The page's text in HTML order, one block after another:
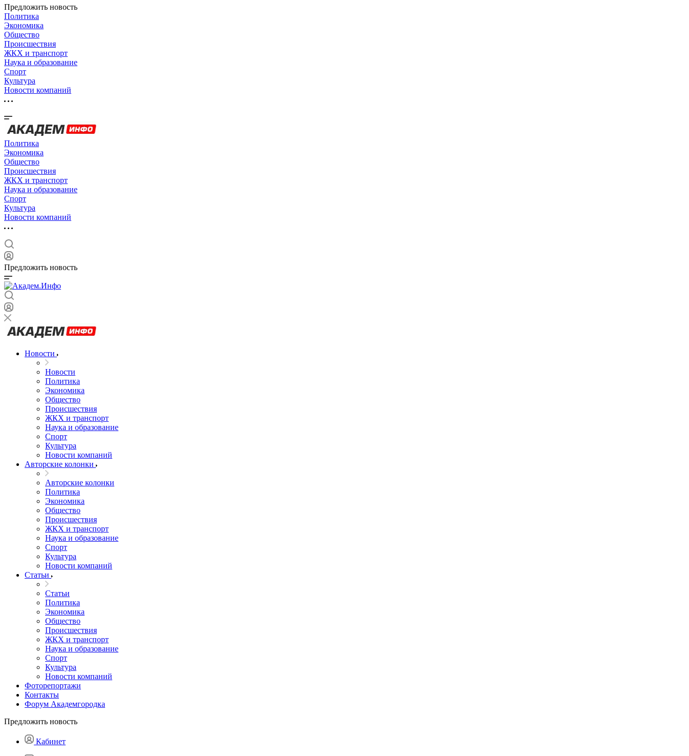
Предложить новость
Политика
Экономика
Общество
Происшествия
ЖКХ и транспорт
Наука и образование
Спорт
Культура
Новости компаний
Политика
Экономика
Общество
Происшествия
ЖКХ и транспорт
Наука и образование
Спорт
Культура
Новости компаний
Предложить новость
Новости
Новости
Политика
Экономика
Общество
Происшествия
ЖКХ и транспорт
Наука и образование
Спорт
Культура
Новости компаний
Авторские колонки
Авторские колонки
Политика
Экономика
Общество
Происшествия
ЖКХ и транспорт
Наука и образование
Спорт
Культура
Новости компаний
Статьи
Статьи
Политика
Экономика
Общество
Происшествия
ЖКХ и транспорт
Наука и образование
Спорт
Культура
Новости компаний
Фоторепортажи
Контакты
Форум Академгородка
Предложить новость
Кабинет